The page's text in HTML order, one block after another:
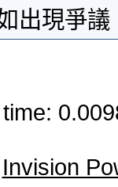
出現爭
time:
Invision